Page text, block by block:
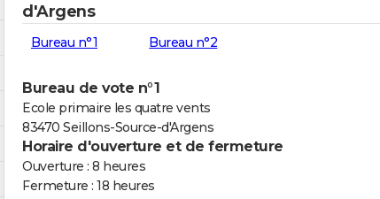
d'Argens
Bureau n°1 Bureau n°2
Bureau de vote n°1
Ecole primaire les quatre vents
83470 Seillons-Source-d'Argens
Horaire d'ouverture et de fermeture
Ouverture : 8 heures
Fermeture : 18 heures